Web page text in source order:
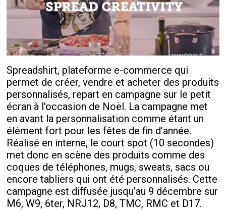
Spreadshirt, plateforme e-commerce qui
permet de créer, vendre et acheter des produits
personnalisés, repart en campagne sur le petit
écran à l'occasion de Noël. La campagne met
en avant la personnalisation comme étant un
élément fort pour les fêtes de fin d’année.
Réalisé en interne, le court spot (10 secondes)
met donc en scène des produits comme des
coques de téléphones, mugs, sweats, sacs ou
encore tabliers qui ont été personnalisés. Cette
campagne est diffusée jusqu’au 9 décembre sur
M6, W9, 6ter, NRJ12, D8, TMC, RMC et D17.